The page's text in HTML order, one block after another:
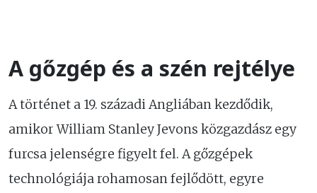
A gőzgép és a szén rejtélye
A történet a 19. századi Angliában kezdődik,
amikor William Stanley Jevons közgazdász egy
furcsa jelenségre figyelt fel. A gőzgépek
technológiája rohamosan fejlődött, egyre